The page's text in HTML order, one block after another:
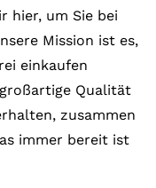
hier, um Sie bei
Mission ist es,
einkaufen
Qualität
zusammen
immer bereit ist